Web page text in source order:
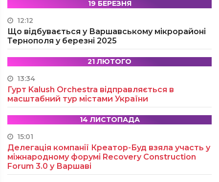
19 БЕРЕЗНЯ
12:12
Що відбувається у Варшавському мікрорайоні
Тернополя у березні 2025
21 ЛЮТОГО
13:34
Гурт Kalush Orchestra відправляється в
масштабний тур містами України
14 ЛИСТОПАДА
15:01
Делегація компанії Креатор-Буд взяла участь у
міжнародному форумі Recovery Construction
Forum 3.0 у Варшаві